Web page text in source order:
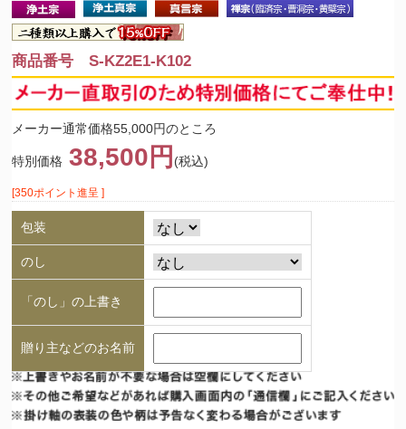
商品番号 S-KZ2E1-K102
メーカー通常価格55,000円のところ
特別価格 38,500円 (税込)
[350ポイント進呈 ]
包装
のし
「のし」の上書き
贈り主などのお名前